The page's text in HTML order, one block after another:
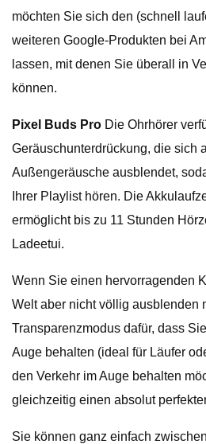
möchten Sie sich den (schnell
weiteren Google-Produkten bei
lassen, mit denen Sie überall in
können.
Pixel Buds Pro Die Ohrhörer
Geräuschunterdrückung, die sich
Außengeräusche ausblendet,
Ihrer Playlist hören. Die
ermöglicht bis zu 11 Stunden
Ladeetui.
Wenn Sie einen hervorragenden
Welt aber nicht völlig ausblenden
Transparenzmodus dafür, dass
Auge behalten (ideal für Läufer
den Verkehr im Auge behalten
gleichzeitig einen absolut
Sie können ganz einfach